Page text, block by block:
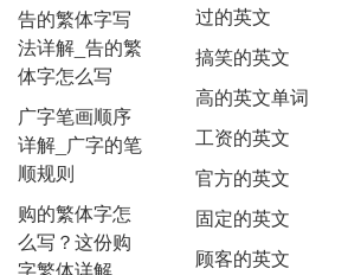
告的繁体字写
法详解_告的繁
体字怎么写
广字笔画顺序
详解_广字的笔
顺规则
购的繁体字怎
么写？这份购
过的英文
搞笑的英文
高的英文单词
工资的英文
官方的英文
固定的英文
顾客的英文